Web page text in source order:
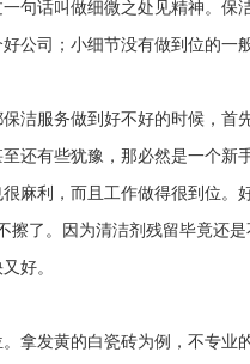
句话叫做细微之处见精神。保
公司；小细节没有做到位的一
洁服务做到好不好的时候，首
还有些犹豫，那必然是一个新
麻利，而且工作做得很到位
擦了。因为清洁剂残留毕竟还
好。
拿发黄的白瓷砖为例，不专业